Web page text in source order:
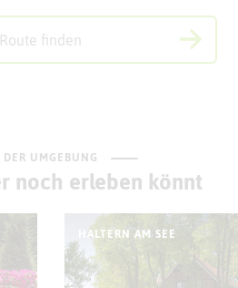
finden
UMGEBUNG
noch erleben könnt
HALTERN AM SEE